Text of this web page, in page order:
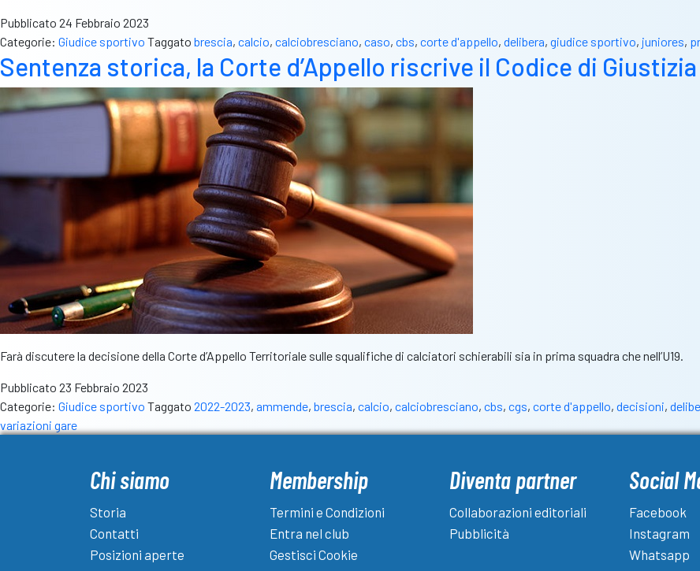
Pubblicato 24 Febbraio 2023
Categorie: Giudice sportivo Taggato brescia, calcio, calciobresciano, caso, cbs, corte d'appello, delibera, giudice sportivo, juniores,
Sentenza storica, la Corte d’Appello riscrive il Codice di
Farà discutere la decisione della Corte d’Appello Territoriale sulle squalifiche di calciatori schierabili sia in prima squadra che nell’U19.
Pubblicato 23 Febbraio 2023
Categorie: Giudice sportivo Taggato 2022-2023, ammende, brescia, calcio, calciobresciano, cbs, cgs, corte d'appello, decisioni,
variazioni gare
Chi siamo
Storia
Contatti
Posizioni aperte
Membership
Termini e Condizioni
Entra nel club
Gestisci Cookie
Diventa partner
Collaborazioni editoriali
Pubblicità
Social
Facebook
Instagram
Whatsapp